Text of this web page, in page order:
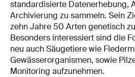
standardisierte Datenerhebung,
Archivierung zu sammeln. Sein
zehn Jahre 50 Arten genetisch
Besonders interessiert sind die
neu auch Säugetiere wie
Gewässerorganismen, sowie
Monitoring aufzunehmen.